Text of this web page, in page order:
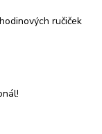
ručiček